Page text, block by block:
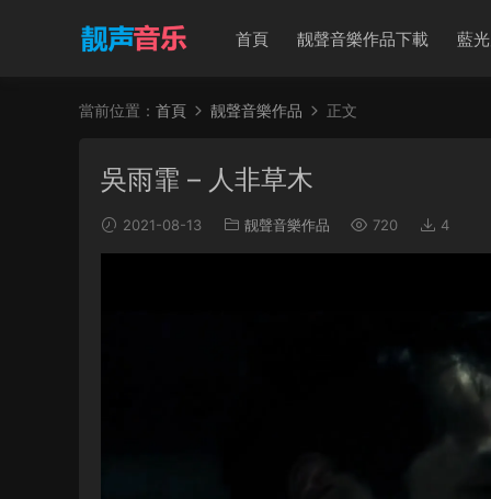
首頁 靓聲音樂作品下載 藍
當前位置： 首頁 靓聲音樂作品 正文
吳雨霏 – 人非草木
2021-08-13 靓聲音樂作品 720 4